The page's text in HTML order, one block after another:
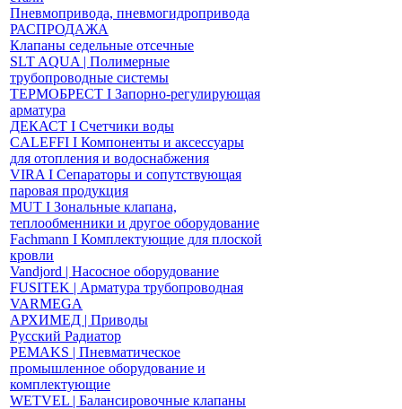
Пневмопривода, пневмогидропривода
РАСПРОДАЖА
Клапаны седельные отсечные
SLT AQUA | Полимерные
трубопроводные системы
ТЕРМОБРЕСТ І Запорно-регулирующая
арматура
ДЕКАСТ І Счетчики воды
CALEFFI І Компоненты и аксессуары
для отопления и водоснабжения
VIRA І Сепараторы и сопутствующая
паровая продукция
MUT І Зональные клапана,
теплообменники и другое оборудование
Fachmann І Комплектующие для плоской
кровли
Vandjord | Насосное оборудование
FUSITEK | Арматура трубопроводная
VARMEGA
АРХИМЕД | Приводы
Русский Радиатор
PEMAKS | Пневматическое
промышленное оборудование и
комплектующие
WETVEL | Балансировочные клапаны